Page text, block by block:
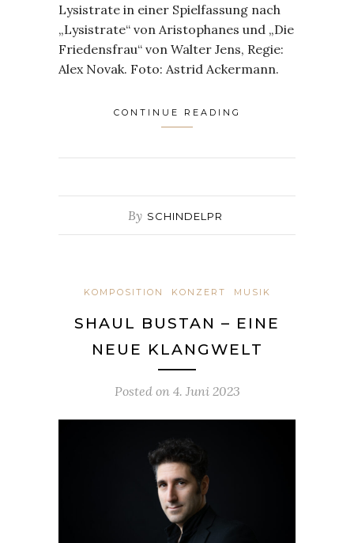
Lysistrate in einer Spielfassung nach
„Lysistrate“ von Aristophanes und „Die
Friedensfrau“ von Walter Jens, Regie:
Alex Novak. Foto: Astrid Ackermann.
CONTINUE READING
By SCHINDELPR
KOMPOSITION KONZERT MUSIK
SHAUL BUSTAN – EINE
NEUE KLANGWELT
Posted on 4. Juni 2023